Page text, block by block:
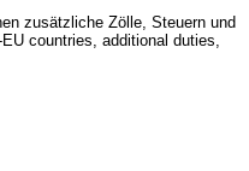
zusätzliche Zölle, Steuern und
countries, additional duties,